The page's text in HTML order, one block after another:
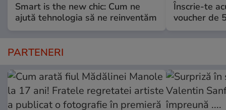
Smart is the new chic: Cum ne
ajută tehnologia să ne reinventăm
Înscrie-te
voucher de
PARTENERI